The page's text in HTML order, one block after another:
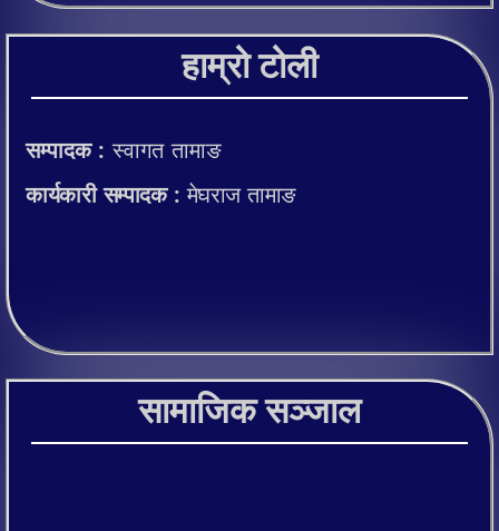
हाम्रो टोली
सम्पादक :स्वागत तामाङ
कार्यकारी सम्पादक :मेघराज तामाङ
सामाजिक सञ्जाल